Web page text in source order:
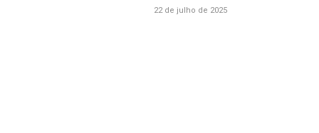
22 de julho de 2025